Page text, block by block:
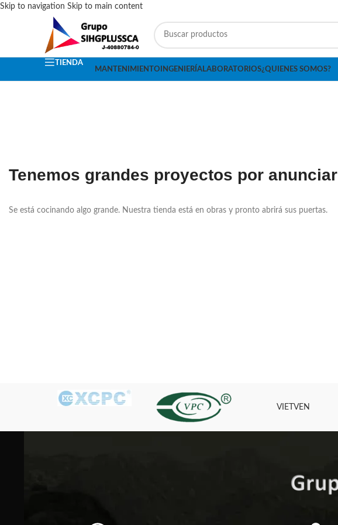
Skip to navigation Skip to main content
TIENDA
MANTENIMIENTO INGENIERÍA LABORATORIOS¿QUIENES SOMOS?
Tenemos grandes proyectos por anunciar
Se está cocinando algo grande. Nuestra tienda está en obras y pronto abrirá sus puertas.
VIETVEN